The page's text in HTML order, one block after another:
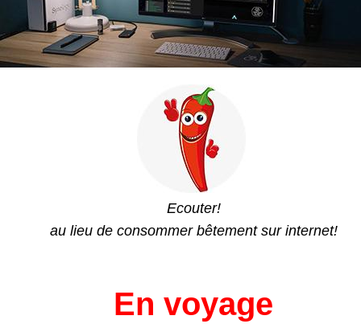
En voyage
Ecouter!
au lieu de consommer bêtement sur internet!